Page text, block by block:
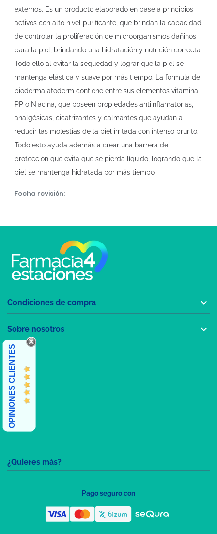
externos. Es un producto elaborado en base a principios
activos con alto nivel purificante, que brindan la capacidad
de controlar la proliferación de microorganismos dañinos
para la piel, brindando una hidratación y nutrición correcta.
Todo ello al evitar la sequedad y lograr que la piel se
mantenga elástica y suave por más tiempo. La fórmula de
bioderma atoderm contiene entre sus elementos vitamina
PP o Niacina, que poseen propiedades antiinflamatorias,
analgésicas, cicatrizantes y calmantes que ayudan a
reducir las molestias de la piel irritada con intenso prurito.
Todo esto ayuda además a crear una barrera de
protección que evita que se pierda líquido, logrando que la
piel se mantenga hidratada por más tiempo.
Fecha revisión:
¿Quieres más?
Condiciones de compra 
Sobre nosotros 
OPINIONES CLIENTES
Pago seguro con